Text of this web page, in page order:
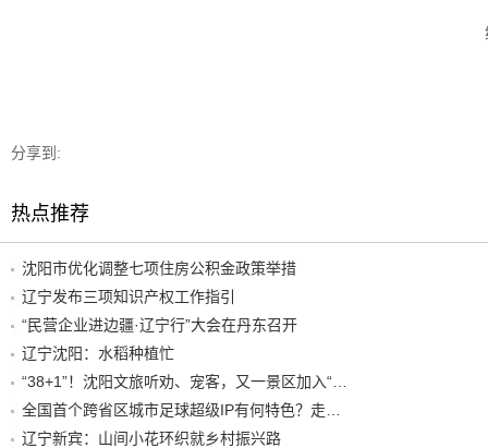
分享到:
热点推荐
沈阳市优化调整七项住房公积金政策举措
辽宁发布三项知识产权工作指引
“民营企业进边疆·辽宁行”大会在丹东召开
辽宁沈阳：水稻种植忙
辽宁新宾：山间小花环织就乡村振兴路